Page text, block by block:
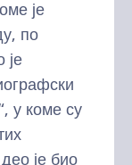
је
по
је
у коме су
је био